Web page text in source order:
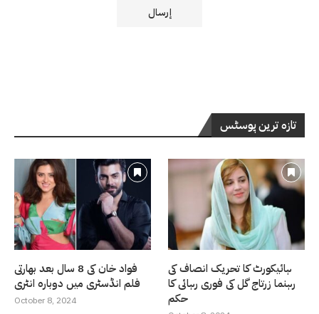
تازہ ترین پوسٹس
فواد خان کی 8 سال بعد بھارتی
فلم انڈسٹری میں دوبارہ انٹری
October 8, 2024
ہائیکورٹ کا تحریک انصاف کی
رہنما زرتاج گل کی فوری رہائی کا
حکم